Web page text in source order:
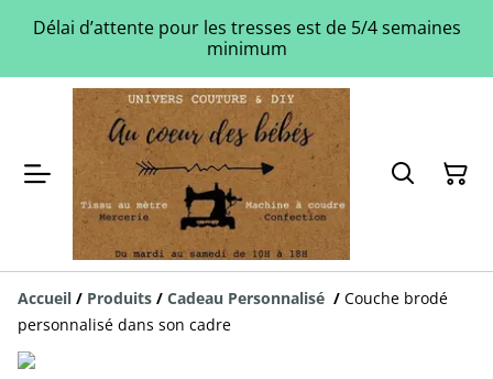
Délai d’attente pour les tresses est de 5/4 semaines
minimum
Accueil / Produits / Cadeau Personnalisé / Couche brodé
personnalisé dans son cadre